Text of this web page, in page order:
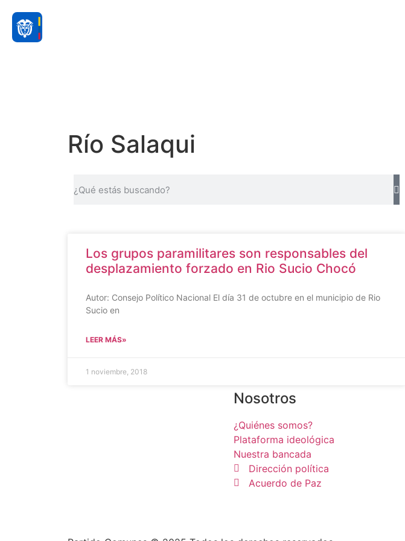
Río Salaqui
Los grupos paramilitares son responsables del
desplazamiento forzado en Rio Sucio Chocó
Autor: Consejo Político Nacional El día 31 de octubre en el municipio de Rio
Sucio en
LEER MÁS»
1 noviembre, 2018
Nosotros
¿Quiénes somos?
Plataforma ideológica
Nuestra bancada
Dirección política
Acuerdo de Paz